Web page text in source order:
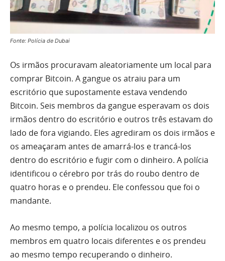
Fonte: Polícia de Dubai
Os irmãos procuravam aleatoriamente um local para
comprar Bitcoin. A gangue os atraiu para um
escritório que supostamente estava vendendo
Bitcoin. Seis membros da gangue esperavam os dois
irmãos dentro do escritório e outros três estavam do
lado de fora vigiando. Eles agrediram os dois irmãos e
os ameaçaram antes de amarrá-los e trancá-los
dentro do escritório e fugir com o dinheiro. A polícia
identificou o cérebro por trás do roubo dentro de
quatro horas e o prendeu. Ele confessou que foi o
mandante.
Ao mesmo tempo, a polícia localizou os outros
membros em quatro locais diferentes e os prendeu
ao mesmo tempo recuperando o dinheiro.